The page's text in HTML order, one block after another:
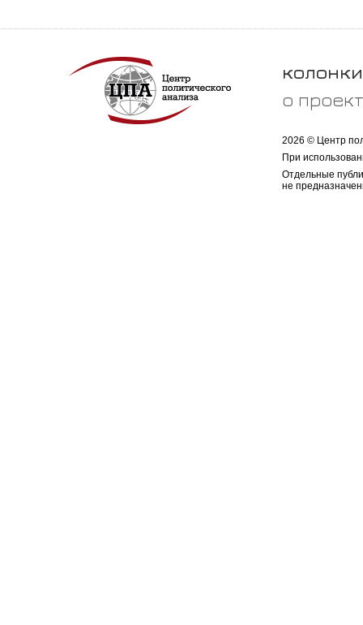
колонки
о
2026 © Центр
При
Отдельные
не